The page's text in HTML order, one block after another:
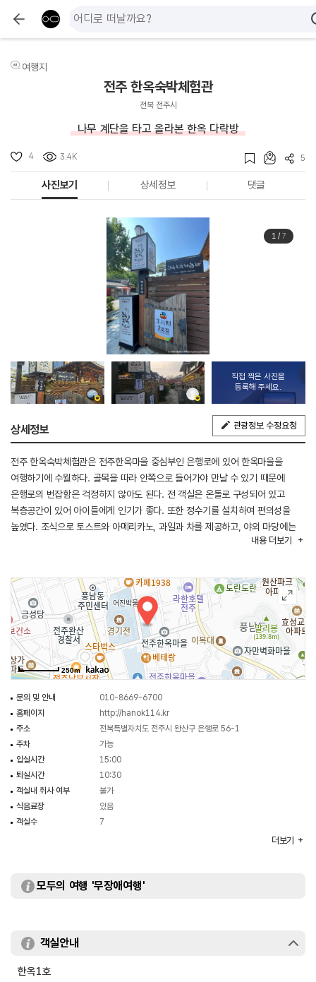
여행지
전주 한옥숙박체험관
전북 전주시
나무 계단을 타고 올라본 한옥 다락방
4 3.4K 5
사진보기 상세정보 댓글
1/ 7
직접 찍은 사진을
등록해 주세요.
상세정보 관광정보 수정요청
전주 한옥숙박체험관은 전주한옥마을 중심부인 은행로에 있어 한옥마을을
여행하기에 수월하다. 골목을 따라 안쪽으로 들어가야 만날 수 있기 때문에
은행로의 번잡함은 걱정하지 않아도 된다. 전 객실은 온돌로 구성되어 있고
복층공간이 있어 아이들에게 인기가 좋다. 또한 정수기를 설치하여 편의성을
높였다. 조식으로 토스트와 아메리카노, 과일과 차를 제공하고, 야외 마당에는
내용 더보기
250m
문의 및 안내
010-8669-6700
홈페이지
http://hanok114.kr
주소
전북특별자치도 전주시 완산구 은행로 56-1
주차
가능
입실시간
15:00
퇴실시간
10:30
객실내 취사 여부
불가
식음료장
있음
객실수
7
더보기
모두의 여행 '무장애여행'
객실안내
한옥1호